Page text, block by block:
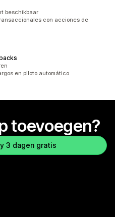
beschikbaar
con acciones de
en piloto automático
toevoegen?
3 dagen gratis